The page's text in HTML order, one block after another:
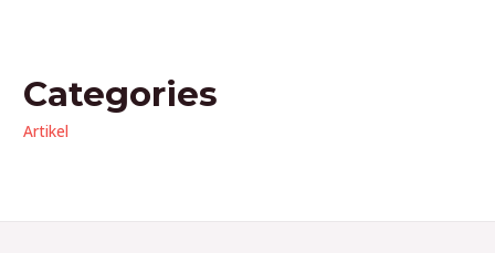
Categories
Artikel